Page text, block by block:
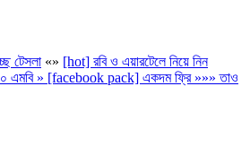
টেসলা «» [hot] রবি ও এয়ারটেলে নিয়ে নিন
এমবি » [facebook pack] একদম ফ্রি »»» তাও